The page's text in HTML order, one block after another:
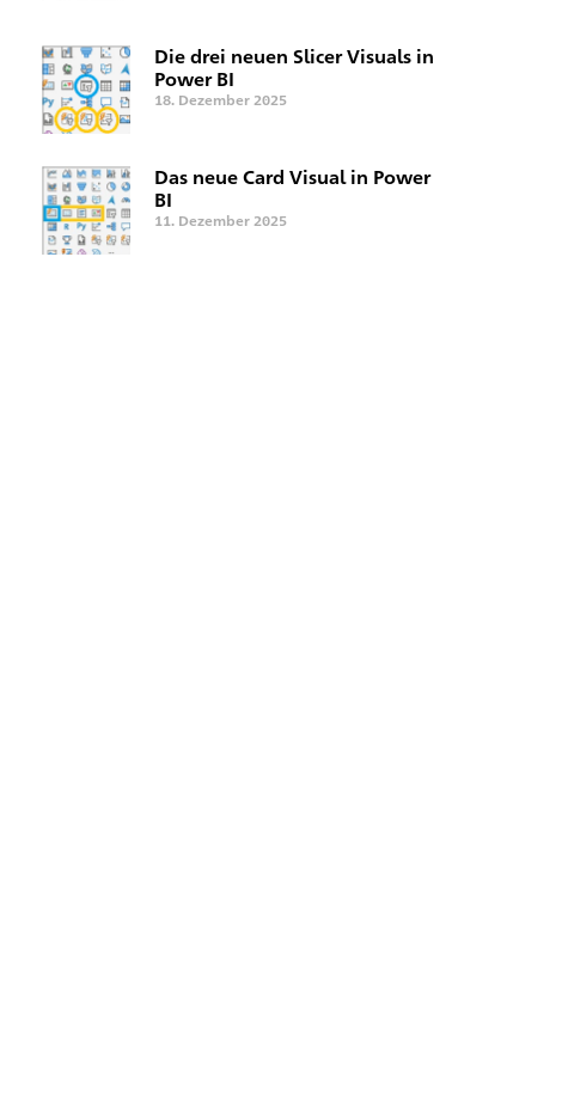
Die drei neuen Slicer Visuals in
Power BI
18. Dezember 2025
Das neue Card Visual in Power
BI
11. Dezember 2025